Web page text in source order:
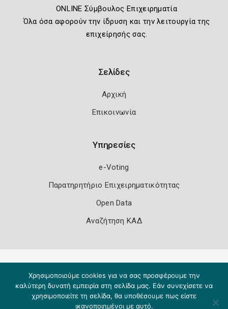
ONLINE Σύμβουλος Επιχειρηματία
Όλα όσα αφορούν την ίδρυση και την λειτουργία της
επιχείρησής σας.
Σελίδες
Αρχική
Επικοινωνία
Υπηρεσίες
e-Voting
Παρατηρητήριο Επιχειρηματικότητας
Open Data
Αναζήτηση ΚΑΔ
Χρησιμοποιούμε cookies για να σας προσφέρουμε την
καλύτερη δυνατή εμπειρία στη σελίδα μας. Εάν συνεχίσετε να
χρησιμοποιείτε τη σελίδα, θα υποθέσουμε πως είστε
ικανοποιημένοι με αυτό.
Copyright 2026 Knowledge A.E.